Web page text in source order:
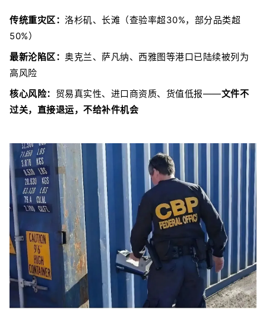
传统重灾区： 洛杉矶、长滩（查验率超30%，部分品类超
50%）
最新沦陷区： 奥克兰、萨凡纳、西雅图等港口已陆续被列为
高风险
核心风险： 贸易真实性、进口商资质、货值低报——文件不
过关，直接退运，不给补件机会